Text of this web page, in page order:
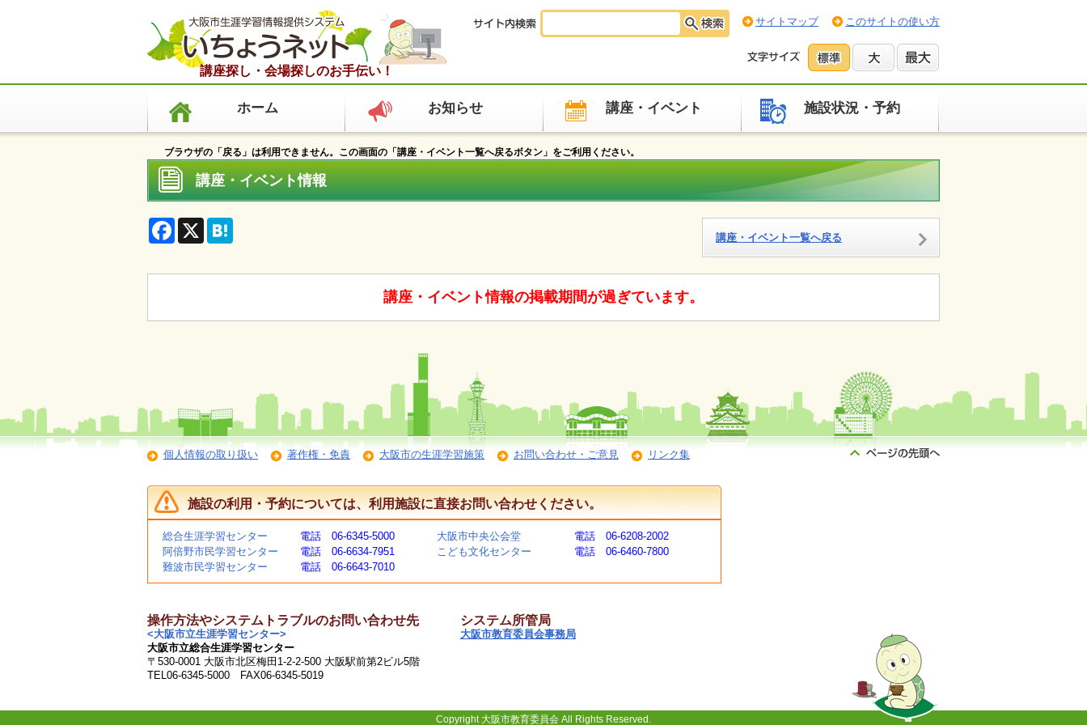
講座探し・会場探しのお手伝い！
サイトマップ このサイトの使い方
ホーム お知らせ 講座・イベント 施設状況・予約
ブラウザの「戻る」は利用できません。この画面の「講座・イベント一覧へ戻るボタン」をご利用ください。
講座・イベント情報
F
b
X
n
講座・イベント一覧へ戻る
講座・イベント情報の掲載期間が過ぎています。
個人情報の取り扱い 著作権・免責 大阪市の生涯学習施策 お問い合わせ・ご意見 リンク集
施設の利用・予約については、利用施設に直接お問い合わせください。
総合生涯学習センター 電話 06-6345-5000 大阪市中央公会堂
電話 06-6208-2002
阿倍野市民学習センター
電話 06-6634-7951 こども文化センター
電話 06-6460-7800
難波市民学習センター
電話 06-6643-7010
操作方法やシステムトラブルのお問い合わせ先
<大阪市立生涯学習センター>
大阪市立総合生涯学習センター
〒530-0001 大阪市北区梅田1-2-2-500 大阪駅前第2ビル5階
TEL06-6345-5000 FAX06-6345-5019
システム所管局
大阪市教育委員会事務局
Copyright 大阪市教育委員会 All Rights Reserved.